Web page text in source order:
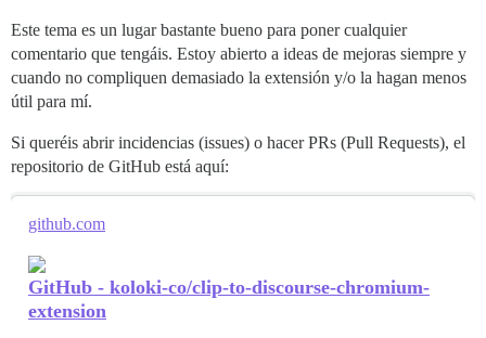
Este tema es un lugar bastante bueno para poner cualquier
comentario que tengáis. Estoy abierto a ideas de mejoras siempre y
cuando no compliquen demasiado la extensión y/o la hagan menos
útil para mí.
Si queréis abrir incidencias (issues) o hacer PRs (Pull Requests), el
repositorio de GitHub está aquí:
github.com
GitHub - koloki-co/clip-to-discourse-chromium-
extension